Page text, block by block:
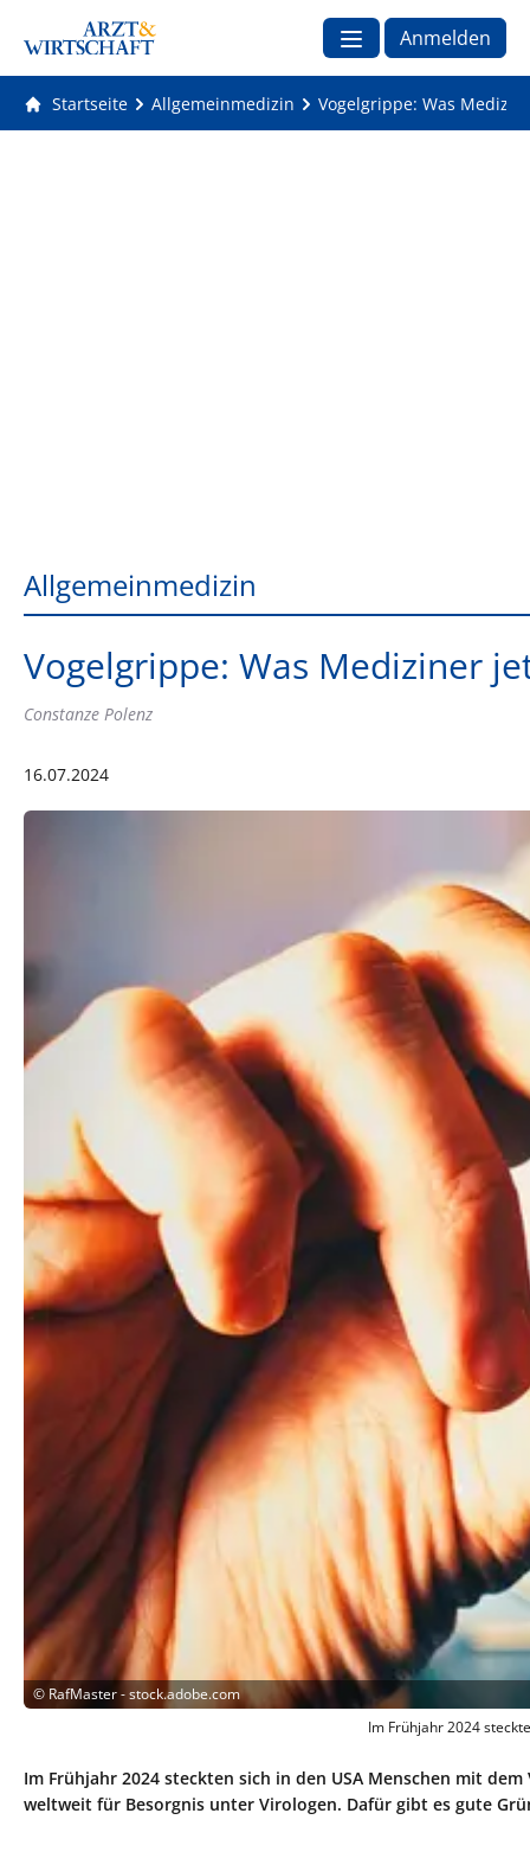
Anmelden
Startseite Allgemeinmedizin Vogelgrippe: Was
Allgemeinmedizin
Vogelgrippe: Was Mediziner
Constanze Polenz
16.07.2024
© RafMaster - stock.adobe.com
Im Frühjahr 2024
Im Frühjahr 2024 steckten sich in den USA Menschen mit
weltweit für Besorgnis unter Virologen. Dafür gibt es gute